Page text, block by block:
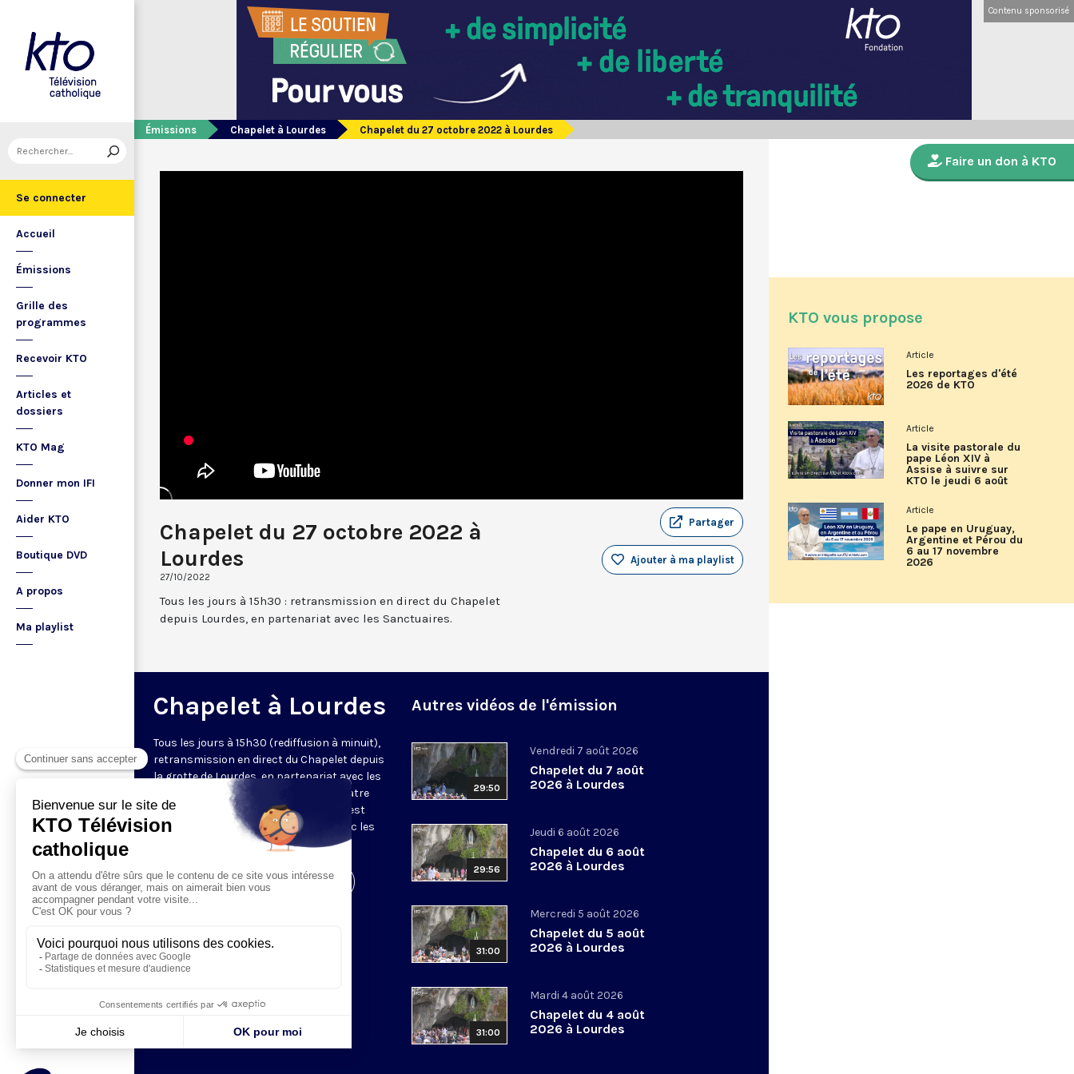
Se connecter
Accueil
Émissions
Grille des
programmes
Recevoir KTO
Articles et
dossiers
KTO Mag
Donner mon IFI
Aider KTO
Boutique DVD
A propos
Ma playlist
Contenu sponsorisé
Émissions Chapelet à Lourdes Chapelet du 27 octobre 2022 à Lourdes
Chapelet du 27 octobre 2022 à
Lourdes
27/10/2022
Partager
Ajouter à ma playlist
Tous les jours à 15h30 : retransmission en direct du Chapelet
depuis Lourdes, en partenariat avec les Sanctuaires.
Chapelet à Lourdes
Tous les jours à 15h30 (rediffusion à minuit),
retransmission en direct du Chapelet depuis
la grotte de Lourdes, en partenariat avec les
Sanctuaires. Chaque jour, l'une des quatre
méditations des mystères du Rosaire est
proposée en communion de prière avec les
Visiter la page de l'émission
Autres vidéos de l'émission
29:50
Vendredi 7 août 2026
Chapelet du 7 août
2026 à Lourdes
29:56
Jeudi 6 août 2026
Chapelet du 6 août
2026 à Lourdes
31:00
Mercredi 5 août 2026
Chapelet du 5 août
2026 à Lourdes
31:00
Mardi 4 août 2026
Chapelet du 4 août
2026 à Lourdes
Faire un don à KTO
KTO vous propose
Article
Les reportages d'été
2026 de KTO
Article
La visite pastorale du
pape Léon XIV à
Assise à suivre sur
KTO le jeudi 6 août
Article
Le pape en Uruguay,
Argentine et Pérou du
6 au 17 novembre
2026